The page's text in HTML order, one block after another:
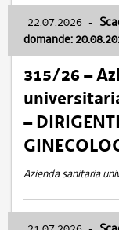
22.07.2026 -
domande:
315/26 –
–
Azienda sanitaria